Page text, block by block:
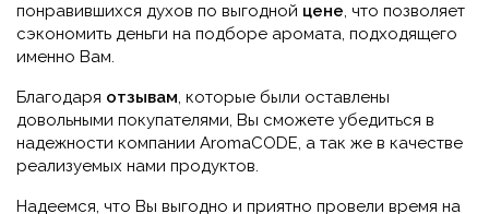
понравившихся духов по выгодной цене, что позволяет
сэкономить деньги на подборе аромата, подходящего
именно Вам.
Благодаря отзывам, которые были оставлены
довольными покупателями, Вы сможете убедиться в
надежности компании AromaCODE, а так же в качестве
реализуемых нами продуктов.
Надеемся, что Вы выгодно и приятно провели время на